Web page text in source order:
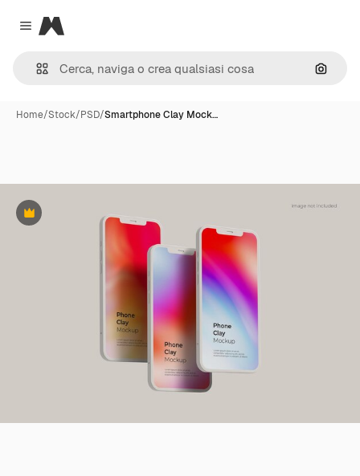
Close menu
Magnific
Cerca
Home/Stock/PSD/Smartphone Clay Mock…
Premium